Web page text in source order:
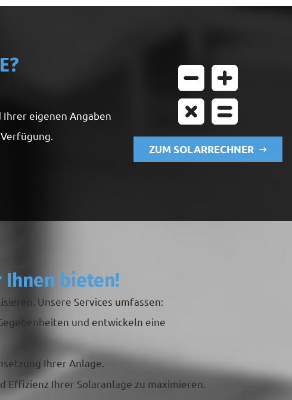
eigenen Angaben
ZUM SOLARRECHNER
bieten!
Unsere Services umfassen:
und entwickeln eine
Ihrer Anlage.
Ihrer Solaranlage zu maximieren.